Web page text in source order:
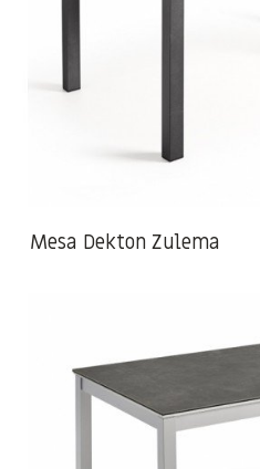
Mesa Dekton Zulema